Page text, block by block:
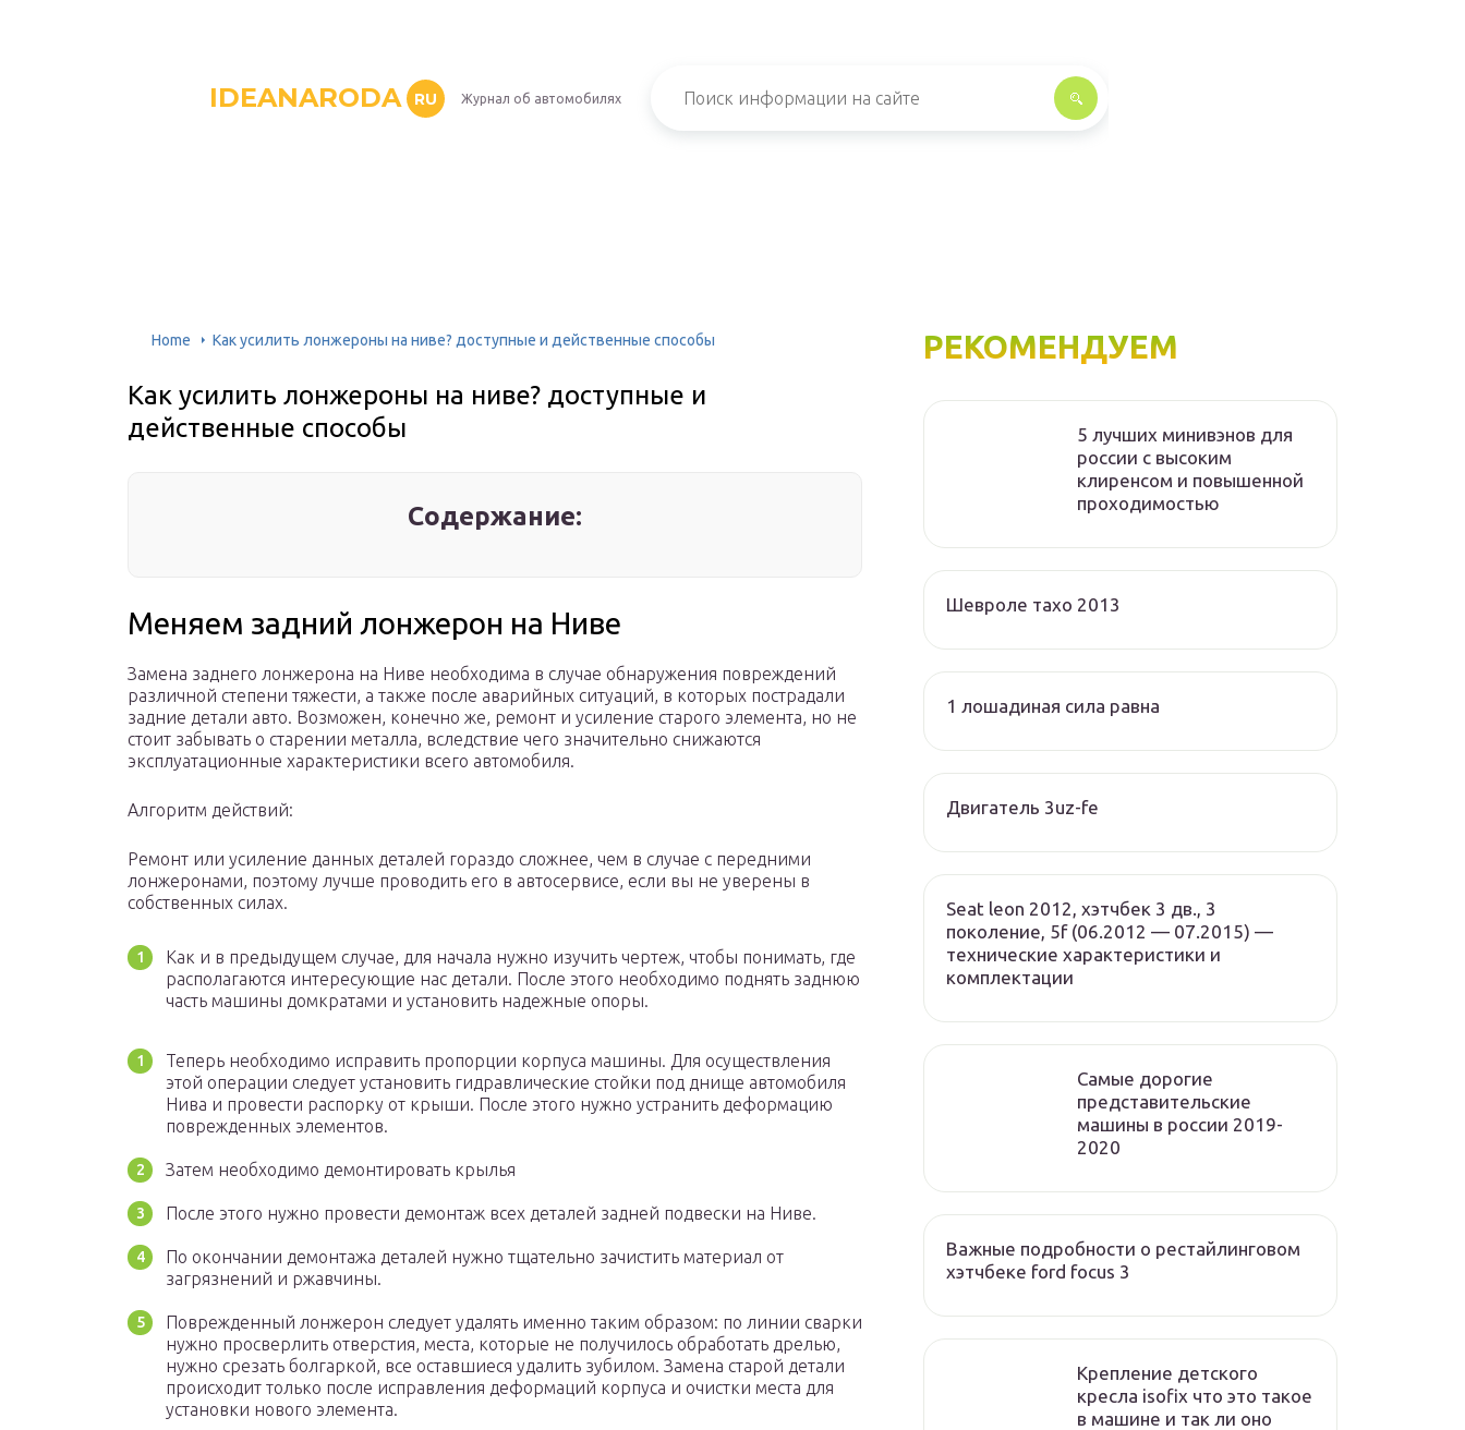
IDEANARODA RU Журнал об автомобилях
Home Как усилить лонжероны на ниве? доступные и действенные способы
Как усилить лонжероны на ниве? доступные и
действенные способы
Содержание:
Меняем задний лонжерон на Ниве
Замена заднего лонжерона на Ниве необходима в случае обнаружения повреждений
различной степени тяжести, а также после аварийных ситуаций, в которых пострадали
задние детали авто. Возможен, конечно же, ремонт и усиление старого элемента, но не
стоит забывать о старении металла, вследствие чего значительно снижаются
эксплуатационные характеристики всего автомобиля.
Алгоритм действий:
Ремонт или усиление данных деталей гораздо сложнее, чем в случае с передними
лонжеронами, поэтому лучше проводить его в автосервисе, если вы не уверены в
собственных силах.
Как и в предыдущем случае, для начала нужно изучить чертеж, чтобы понимать, где
располагаются интересующие нас детали. После этого необходимо поднять заднюю
часть машины домкратами и установить надежные опоры.
Теперь необходимо исправить пропорции корпуса машины. Для осуществления
этой операции следует установить гидравлические стойки под днище автомобиля
Нива и провести распорку от крыши. После этого нужно устранить деформацию
поврежденных элементов.
Затем необходимо демонтировать крылья
После этого нужно провести демонтаж всех деталей задней подвески на Ниве.
По окончании демонтажа деталей нужно тщательно зачистить материал от
загрязнений и ржавчины.
Поврежденный лонжерон следует удалять именно таким образом: по линии сварки
нужно просверлить отверстия, места, которые не получилось обработать дрелью,
нужно срезать болгаркой, все оставшиеся удалить зубилом. Замена старой детали
происходит только после исправления деформаций корпуса и очистки места для
установки нового элемента.
РЕКОМЕНДУЕМ
5 лучших минивэнов для
россии с высоким
клиренсом и повышенной
проходимостью
Шевроле тахо 2013
1 лошадиная сила равна
Двигатель 3uz-fe
Seat leon 2012, хэтчбек 3 дв., 3
поколение, 5f (06.2012 — 07.2015) —
технические характеристики и
комплектации
Cамые дорогие
представительские
машины в россии 2019-
2020
Важные подробности о рестайлинговом
хэтчбеке ford focus 3
Крепление детского
кресла isofix что это такое
в машине и так ли оно